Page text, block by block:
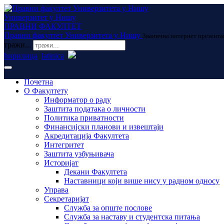
Универзитет у Нишу
ПРАВНИ ФАКУЛТЕТ
Правни факултет Универзитета у Нишу Званична интернет
тражи...
ћирилица latinica
Почетна
О Факултету
Информатор о раду
Заштита података о личности
Политика приватности
Финансијски планови и извештаји
Акредитација Факултета
Интегритет
Заштита узбуњивача
Историјат
Декани Факултета
Наставници који више нису у радном односу
Управа
Секретаријат
Служба за опште послове
Служба за наставу и студентска питања